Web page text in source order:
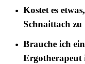
Kostet es etwas,
Schnaittach zu
Brauche ich
Ergotherapeut